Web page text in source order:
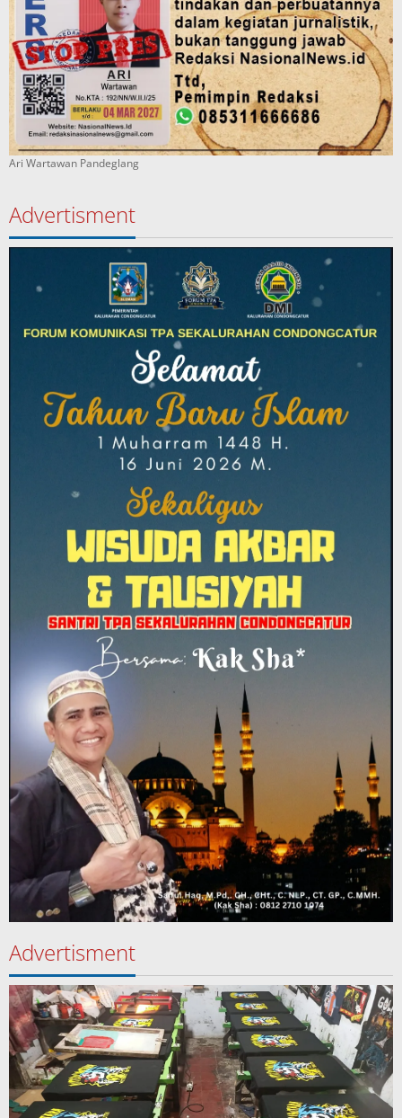
Ari Wartawan Pandeglang
Advertisment
Advertisment